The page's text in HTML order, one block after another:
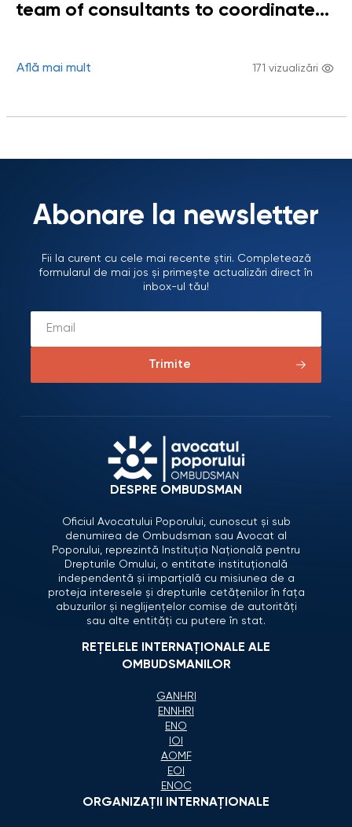
team of consultants to coordinate
Digitalization on Human Rights
Află mai mult 171 vizualizări
Abonare la newsletter
Fii la curent cu cele mai recente știri. Completează
formularul de mai jos și primește actualizări direct în
inbox-ul tău!
Trimite
DESPRE OMBUDSMAN
Oficiul Avocatului Poporului, cunoscut și sub
denumirea de Ombudsman sau Avocat al
Poporului, reprezintă Instituția Națională pentru
Drepturile Omului, o entitate instituțională
independentă și imparțială cu misiunea de a
proteja interesele și drepturile cetățenilor în fața
abuzurilor și neglijențelor comise de autorități
sau alte entități cu putere în stat.
REȚELELE INTERNAȚIONALE ALE
OMBUDSMANILOR
GANHRI
ENNHRI
ENO
IOI
AOMF
EOI
ENOC
ORGANIZAŢII INTERNAŢIONALE